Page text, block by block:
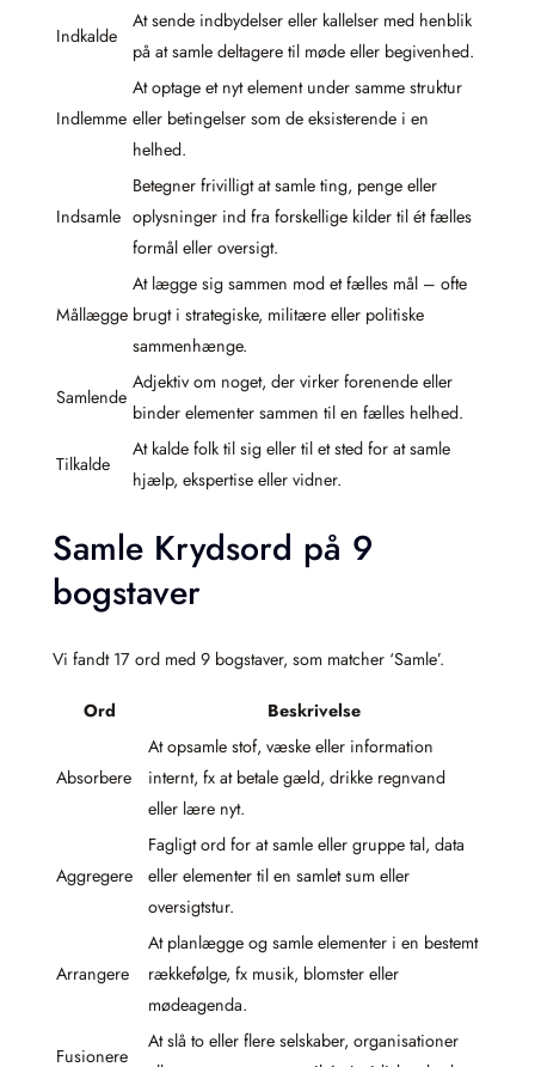
Indkalde
At sende indbydelser eller kallelser med henblik
på at samle deltagere til møde eller begivenhed.
Indlemme
At optage et nyt element under samme struktur
eller betingelser som de eksisterende i en
helhed.
Indsamle
Betegner frivilligt at samle ting, penge eller
oplysninger ind fra forskellige kilder til ét fælles
formål eller oversigt.
Mållægge
At lægge sig sammen mod et fælles mål – ofte
brugt i strategiske, militære eller politiske
sammenhænge.
Samlende
Adjektiv om noget, der virker forenende eller
binder elementer sammen til en fælles helhed.
Tilkalde
At kalde folk til sig eller til et sted for at samle
hjælp, ekspertise eller vidner.
Samle Krydsord på 9
bogstaver
Vi fandt 17 ord med 9 bogstaver, som matcher ‘Samle’.
Ord Beskrivelse
Absorbere
At opsamle stof, væske eller information
internt, fx at betale gæld, drikke regnvand
eller lære nyt.
Aggregere
Fagligt ord for at samle eller gruppe tal, data
eller elementer til en samlet sum eller
oversigtstur.
Arrangere
At planlægge og samle elementer i en bestemt
rækkefølge, fx musik, blomster eller
mødeagenda.
Fusionere
At slå to eller flere selskaber, organisationer